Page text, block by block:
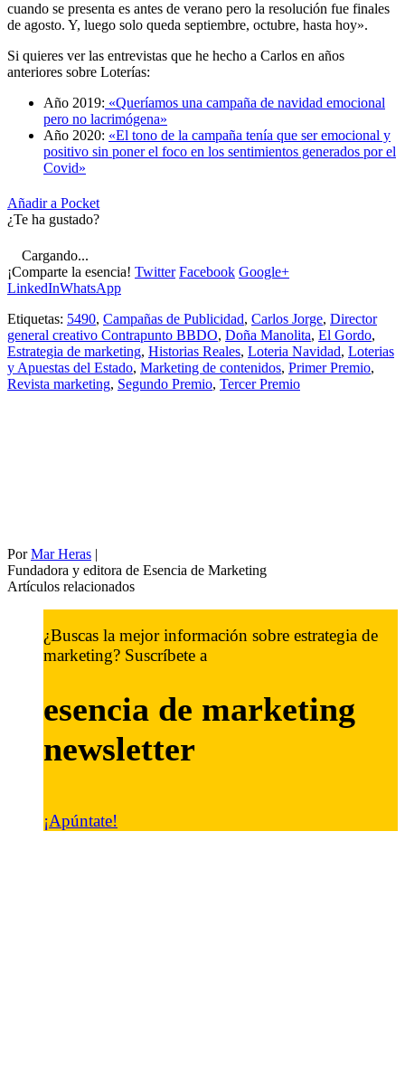
cuando se presenta es antes de verano pero la resolución fue finales
de agosto. Y, luego solo queda septiembre, octubre, hasta hoy».
Si quieres ver las entrevistas que he hecho a Carlos en años
anteriores sobre Loterías:
Año 2019: «Queríamos una campaña de navidad emocional
pero no lacrimógena»
Año 2020: «El tono de la campaña tenía que ser emocional y
positivo sin poner el foco en los sentimientos generados por el
Covid»
Añadir a Pocket
¿Te ha gustado?
Cargando...
¡Comparte la esencia! Twitter Facebook Google+
LinkedInWhatsApp
Etiquetas: 5490, Campañas de Publicidad, Carlos Jorge, Director
general creativo Contrapunto BBDO, Doña Manolita, El Gordo,
Estrategia de marketing, Historias Reales, Loteria Navidad, Loterias
y Apuestas del Estado, Marketing de contenidos, Primer Premio,
Revista marketing, Segundo Premio, Tercer Premio
PorMar Heras |
Fundadora y editora de Esencia de Marketing
Artículos relacionados
¿Buscas la mejor información sobre estrategia de
marketing? Suscríbete a
esencia de marketing
newsletter
¡Apúntate!